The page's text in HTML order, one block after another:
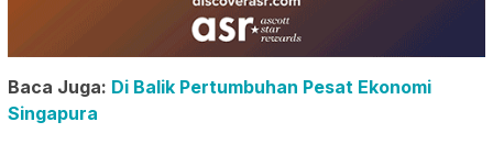
Baca Juga: Di Balik Pertumbuhan Pesat Ekonomi
Singapura